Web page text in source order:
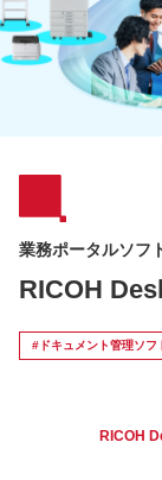
機器・ログ管理ソフ
ユーティリティソフ
業務ポータルソフ
RICOH
#ドキュメント管理ソフ
RICOH